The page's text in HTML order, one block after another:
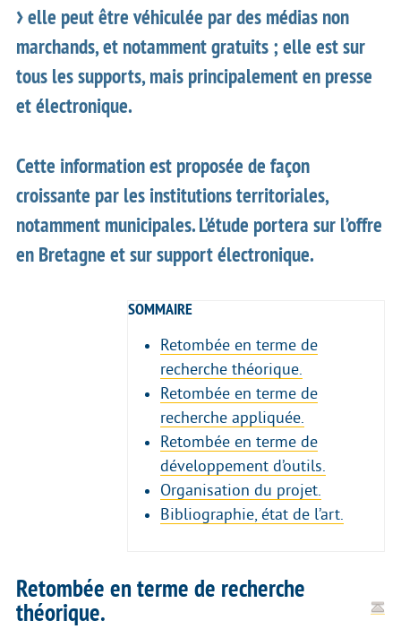
elle peut être véhiculée par des médias non
marchands, et notamment gratuits ; elle est sur
tous les supports, mais principalement en presse
et électronique.
Cette information est proposée de façon
croissante par les institutions territoriales,
notamment municipales. L’étude portera sur l’offre
en Bretagne et sur support électronique.
SOMMAIRE
Retombée en terme de
recherche théorique.
Retombée en terme de
recherche appliquée.
Retombée en terme de
développement d’outils.
Organisation du projet.
Bibliographie, état de l’art.
Retombée en terme de recherche
théorique.